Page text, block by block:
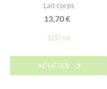
Lait corps
13,70€
100 ml
ACHETER